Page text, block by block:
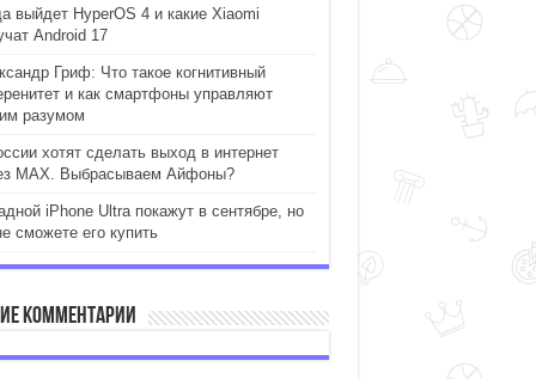
выйдет HyperOS 4 и какие Xiaomi
Android 17
Гриф: Что такое когнитивный
и как смартфоны управляют
разумом
хотят сделать выход в интернет
MAX. Выбрасываем Айфоны?
iPhone Ultra покажут в сентябре, но
сможете его купить
комментарии